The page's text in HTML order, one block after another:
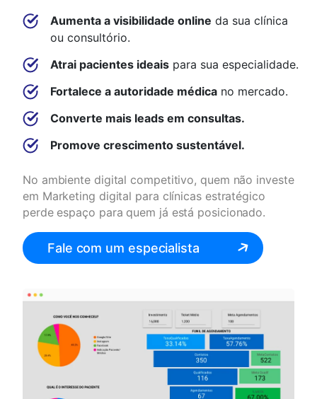
Aumenta a visibilidade online da sua clínica
ou consultório.
Atrai pacientes ideais para sua especialidade.
Fortalece a autoridade médica no mercado.
Converte mais leads em consultas.
Promove crescimento sustentável.
No ambiente digital competitivo, quem não investe
em Marketing digital para clínicas estratégico
perde espaço para quem já está posicionado.
Fale com um especialista